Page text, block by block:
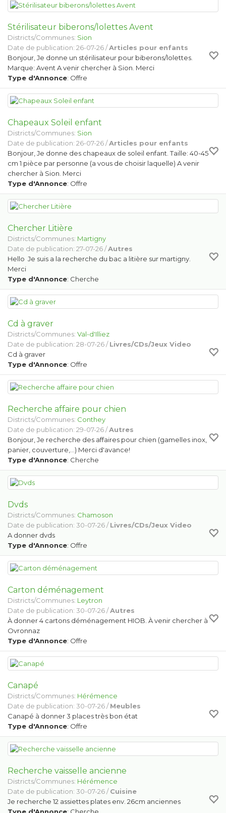
Stérilisateur biberons/lolettes Avent
Districts/Communes: Sion
Date de publication: 26-07-26 /Articles pour enfants
Bonjour, Je donne un stérilisateur pour biberons/lolettes.
Marque: Avent A venir chercher à Sion. Merci
Type d'Annonce: Offre
Chapeaux Soleil enfant
Districts/Communes: Sion
Date de publication: 26-07-26 /Articles pour enfants
Bonjour, Je donne des chapeaux de soleil enfant. Taille: 40-45
cm 1 pièce par personne (a vous de choisir laquelle) A venir
chercher à Sion. Merci
Type d'Annonce: Offre
Chercher Litière
Districts/Communes: Martigny
Date de publication: 27-07-26 /Autres
Hello Je suis a la recherche du bac a litière sur martigny.
Merci
Type d'Annonce: Cherche
Cd à graver
Districts/Communes: Val-d'Illiez
Date de publication: 28-07-26 /Livres/CDs/Jeux Video
Cd à graver
Type d'Annonce: Offre
Recherche affaire pour chien
Districts/Communes: Conthey
Date de publication: 29-07-26 /Autres
Bonjour, Je recherche des affaires pour chien (gamelles inox,
panier, couverture,...) Merci d'avance!
Type d'Annonce: Cherche
Dvds
Districts/Communes: Chamoson
Date de publication: 30-07-26 /Livres/CDs/Jeux Video
A donner dvds
Type d'Annonce: Offre
Carton déménagement
Districts/Communes: Leytron
Date de publication: 30-07-26 /Autres
À donner 4 cartons déménagement HIOB. À venir chercher à
Ovronnaz
Type d'Annonce: Offre
Canapé
Districts/Communes: Hérémence
Date de publication: 30-07-26 /Meubles
Canapé à donner 3 places très bon état
Type d'Annonce: Offre
Recherche vaisselle ancienne
Districts/Communes: Hérémence
Date de publication: 30-07-26 /Cuisine
Je recherche 12 assiettes plates env. 26cm anciennes